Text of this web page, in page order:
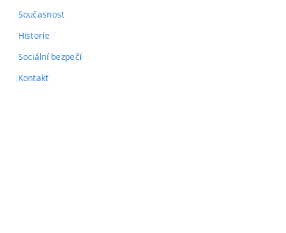
Současnost
Historie
Sociální bezpečí
Kontakt